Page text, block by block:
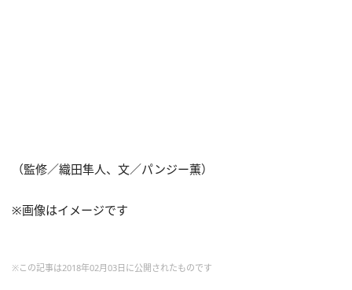
（監修／織田隼人、文／パンジー薫）
※画像はイメージです
※この記事は2018年02月03日に公開されたものです